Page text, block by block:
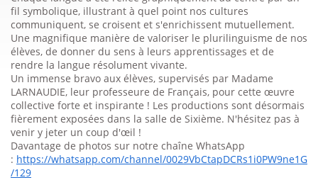
fil symbolique, illustrant à quel point nos cultures
communiquent, se croisent et s'enrichissent mutuellement.
Une magnifique manière de valoriser le plurilinguisme de nos
élèves, de donner du sens à leurs apprentissages et de
rendre la langue résolument vivante.
Un immense bravo aux élèves, supervisés par Madame
LARNAUDIE, leur professeure de Français, pour cette œuvre
collective forte et inspirante ! Les productions sont désormais
fièrement exposées dans la salle de Sixième. N'hésitez pas à
venir y jeter un coup d'œil !
Davantage de photos sur notre chaîne WhatsApp
: https://whatsapp.com/channel/0029VbCtapDCRs1i0PW9ne1G
/129